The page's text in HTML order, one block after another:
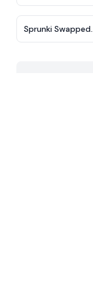
Sprunki Swapped
Unknown